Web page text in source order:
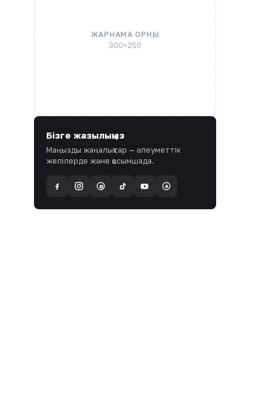
ЖАРНАМА ОРНЫ
300×250
Бізге жазылыңыз
Маңызды жаңалықтар — әлеуметтік
желілерде және қосымшада.
@ a